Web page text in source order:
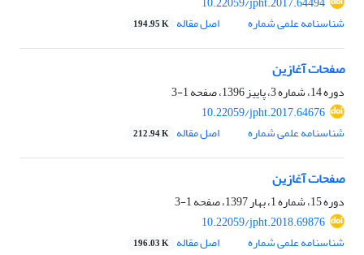
شناسنامه علمی شماره
اصل مقاله 194.95 K
صفحات آغازین
دوره 14، شماره 3، پاییز 1396، صفحه
1-3
10.22059/jpht.2017.64676
شناسنامه علمی شماره
اصل مقاله 212.94 K
صفحات آغازین
دوره 15، شماره 1، بهار 1397، صفحه
1-3
10.22059/jpht.2018.69876
شناسنامه علمی شماره
اصل مقاله 196.03 K